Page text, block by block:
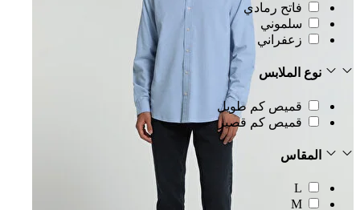
فاتح رمادي
سلموني
زعفراني
نوع الملابس
قميص كم طويل
قميص كم قصير
المقاس
L
M